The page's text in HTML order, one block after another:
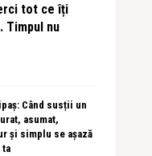
tot ce îți
Timpul nu
Când susții un
asumat,
și simplu se așază